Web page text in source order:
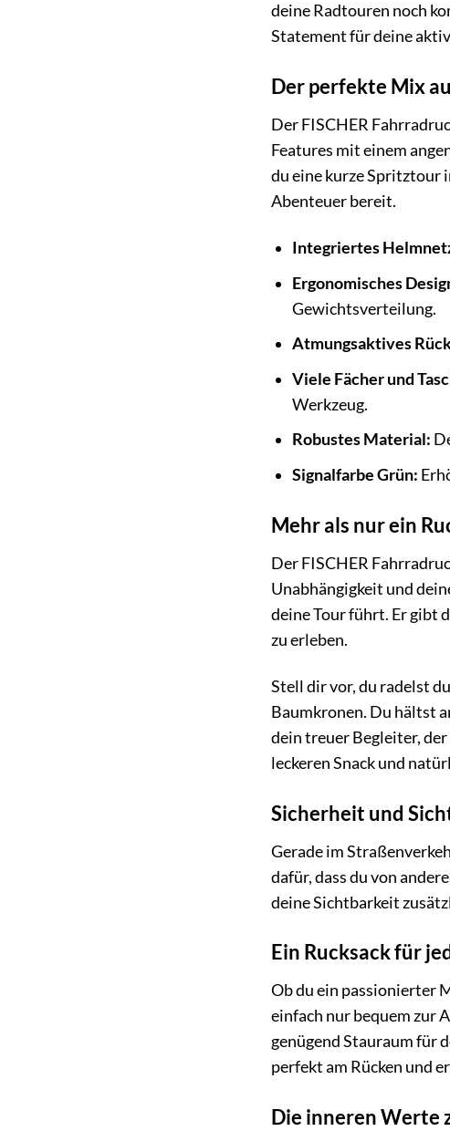
deine Radtouren noch
Statement für deine
Der perfekte Mix
Der FISCHER
Features mit einem
du eine kurze Spritztour
Abenteuer bereit.
Integriertes
Ergonomisches
Gewichtsverteilung.
Atmungsaktives
Viele Fächer und
Werkzeug.
Robustes Material:
Signalfarbe Grün:
Mehr als nur ein
Der FISCHER
Unabhängigkeit und
deine Tour führt. Er gibt
zu erleben.
Stell dir vor, du radelst
Baumkronen. Du hältst
dein treuer Begleiter,
leckeren Snack und
Sicherheit und
Gerade im
dafür, dass du von
deine Sichtbarkeit
Ein Rucksack für
Ob du ein passionierter
einfach nur bequem zur
genügend Stauraum für
perfekt am Rücken und
Die inneren Werte